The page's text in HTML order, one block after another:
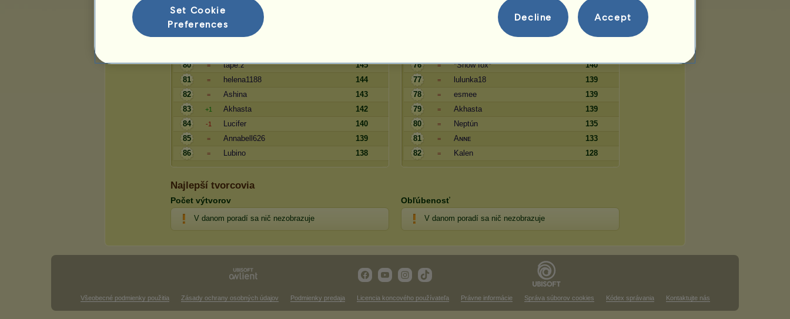
76
monikahitkova1
77
= Agnessa
78
= Minty
80
= tape.z
145
81
= helena1188
144
82
= Ashina
143
83
+1 Akhasta
142
84
-1 Lucifer
140
85
= Annabell626
139
86
= Lubino 138
monikahitkova1
143
141
76
= *Snow fox*
140
77
= lulunka18
139
78
= esmee
139
79
= Akhasta
139
80
= Neptún
135
81
= Aɴɴᴇ
133
82
= Kalen 128
Najlepší tvorcovia
Počet výtvorov
V danom poradí sa nič nezobrazuje
Obľúbenosť
V danom poradí sa nič nezobrazuje
Všeobecné podmienky použitia Zásady ochrany osobných údajov Podmienky predaja Licencia koncového používateľa Právne informácie Správa súborov cookies Kódex správania Kontaktujte nás
Set Cookie
Preferences
Decline Accept